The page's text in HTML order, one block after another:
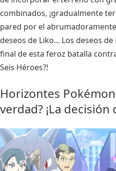
combinados, ¡gradualmente
pared por el
deseos de Liko... Los deseos de
final de esta feroz batalla
Seis Héroes?!
Horizontes Pokémon
verdad? ¡La